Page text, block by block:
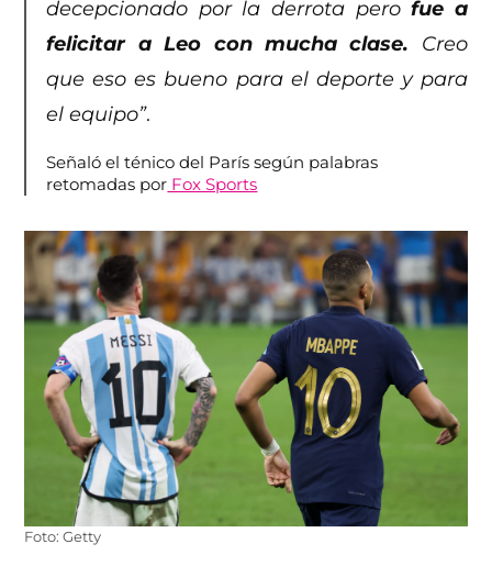
decepcionado por la derrota perofue a
felicitar a Leo con mucha clase. Creo
que eso es bueno para el deporte y para
el equipo”.
Señaló el ténico del París según palabras
retomadas por Fox Sports
Foto: Getty